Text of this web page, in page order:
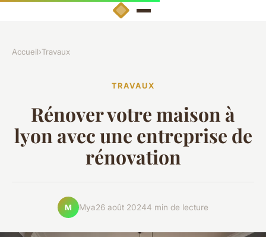
Accueil›Travaux
TRAVAUX
Rénover votre maison à
lyon avec une entreprise de
rénovation
M Mya26 août 20244 min de lecture